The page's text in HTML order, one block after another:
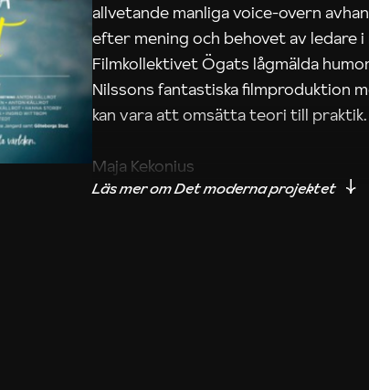
allvetande manliga voice-overn
efter mening och behovet av ledare
Filmkollektivet Ögats lågmälda
Nilssons fantastiska filmproduktion
kan vara att omsätta teori till praktik.
Maja Kekonius